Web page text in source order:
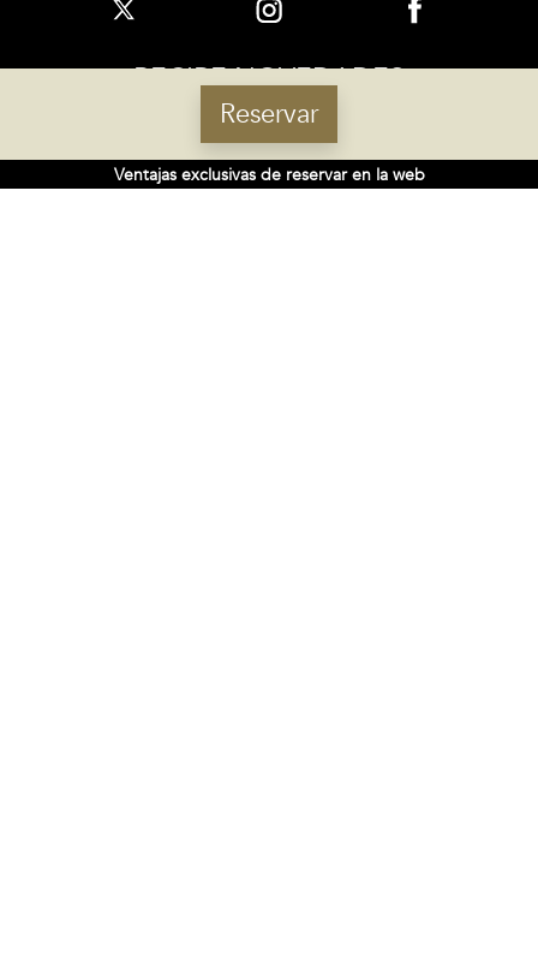
Reservar
Ventajas exclusivas de reservar en la web
RECIBE NOVEDADES
Suscríbete